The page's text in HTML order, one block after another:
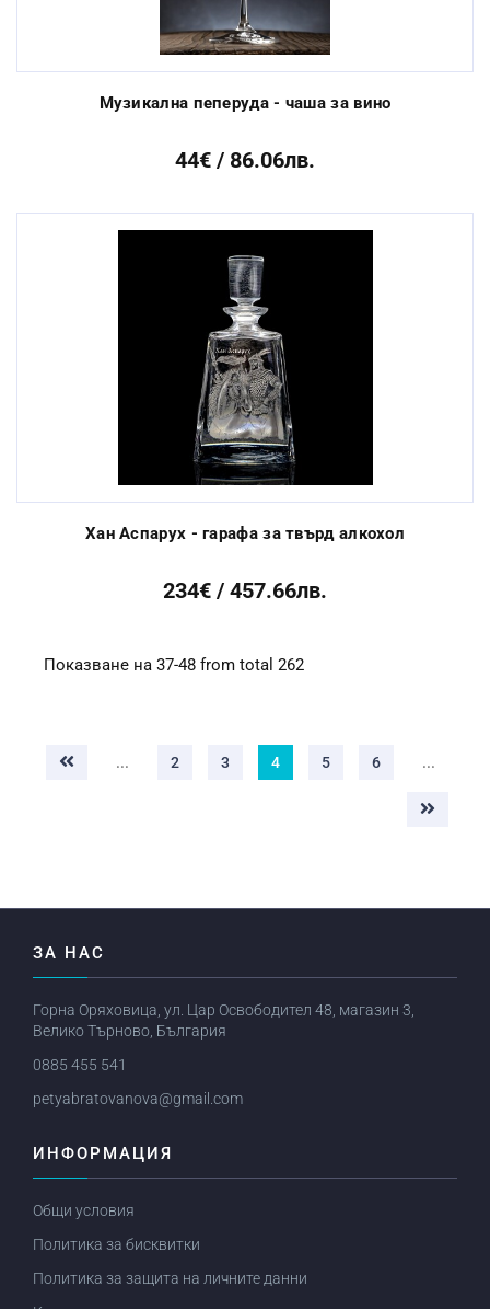
Музикална пеперуда - чаша за вино
44€ / 86.06лв.
Хан Аспарух - гарафа за твърд алкохол
234€ / 457.66лв.
Показване на 37-48 from total 262
... 2 3 4 5 6 ...
ЗА НАС
Горна Оряховица, ул. Цар Освободител 48, магазин 3,
Велико Търново, България
0885 455 541
petyabratovanova@gmail.com
ИНФОРМАЦИЯ
Общи условия
Политика за бисквитки
Политика за защита на личните данни